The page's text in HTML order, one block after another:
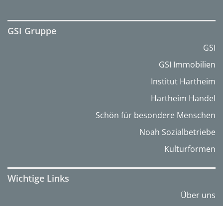
GSI Gruppe
GSI
GSI Immobilien
Institut Hartheim
Hartheim Handel
Schön für besondere Menschen
Noah Sozialbetriebe
Kulturformen
Wichtige Links
Über uns